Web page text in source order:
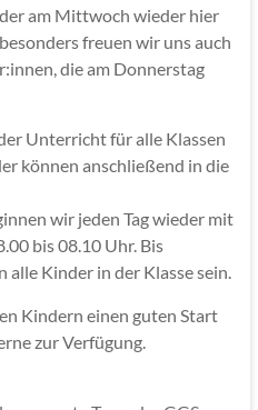
am Mittwoch wieder hier
freuen wir uns auch
die am Donnerstag
Unterricht für alle Klassen
können anschließend in die
wir jeden Tag wieder mit
bis 08.10 Uhr. Bis
Kinder in der Klasse sein.
Kindern einen guten Start
zur Verfügung.